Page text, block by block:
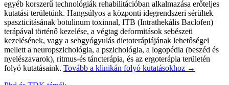
egyéb korszerű technológiák rehabilitációban alkalmazása erőteljes
kutatási területünk. Hangsúlyos a központi idegrendszeri sérültek
spaszticitásának botulinum toxinnal, ITB (Intrathekális Baclofen)
terápával történő kezelése, a végtag deformitások sebészeti
kezelésének, vagy a sebgyógyulás dietoterápiájának lehetőségei
mellett a neuropszichológia, a pszichológia, a logopédia (beszéd és
nyelészavarok), ritmus-és táncterápia, és az ergoterápia területén
folyó kutatásaink. Tovább a klinikán folyó kutatásokhoz →